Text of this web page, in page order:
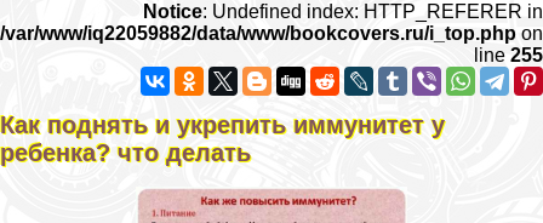
Notice: Undefined index: HTTP_REFERER in
/var/www/iq22059882/data/www/bookcovers.ru/i_top.php on
line 255
Как поднять и укрепить иммунитет у
ребенка? что делать